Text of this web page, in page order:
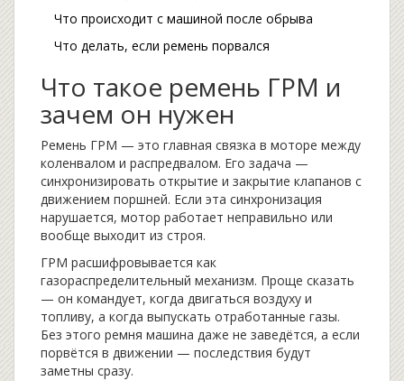
Что происходит с машиной после обрыва
Что делать, если ремень порвался
Что такое ремень ГРМ и
зачем он нужен
Ремень ГРМ — это главная связка в моторе между
коленвалом и распредвалом. Его задача —
синхронизировать открытие и закрытие клапанов с
движением поршней. Если эта синхронизация
нарушается, мотор работает неправильно или
вообще выходит из строя.
ГРМ расшифровывается как
газораспределительный механизм. Проще сказать
— он командует, когда двигаться воздуху и
топливу, а когда выпускать отработанные газы.
Без этого ремня машина даже не заведётся, а если
порвётся в движении — последствия будут
заметны сразу.